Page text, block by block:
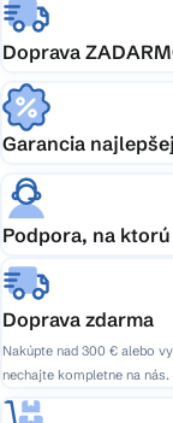
Doprava
Garancia
Podpora, na
Doprava zdarma
Nakúpte nad 300 € alebo
nechajte kompletne na nás.